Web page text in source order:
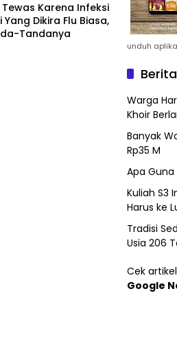
Karena Infeksi
Yang Dikira Flu Biasa,
Tandanya
unduh
Warga
Khoir
Banyak
Rp35 M
Apa Guna
Kuliah S3
Harus ke
Tradisi
Usia 206
Cek
Google